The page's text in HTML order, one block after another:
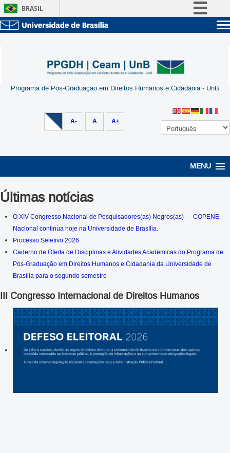
BRASIL
Acesso à informação
Legislação
Canais
Estude na UnB
Administração
Programa de Pós-Graduação em Direitos Humanos e Cidadania - UnB
A- A A+
MENU
Últimas notícias
O XIV Congresso Nacional de Pesquisadores(as) Negros(as) — COPENE
Nacional continua hoje na Universidade de Brasília.
Processo Seletivo 2026
Caderno de Oferta de Disciplinas e Atividades Acadêmicas do Programa de
Pós-Graduação em Direitos Humanos e Cidadania da Universidade de
Brasília para o segundo semestre
III Congresso Internacional de Direitos Humanos